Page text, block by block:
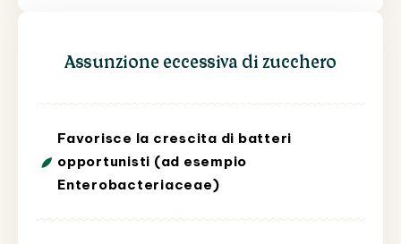
Assunzione eccessiva di zucchero
Favorisce la crescita di batteri
opportunisti (ad esempio
Enterobacteriaceae)